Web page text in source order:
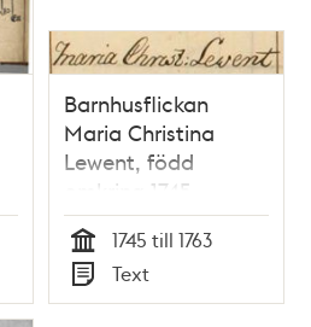
Barnhusflickan
Maria Christina
Lewent, född
omkring 1745
Tid
1745 till 1763
Typ
Text